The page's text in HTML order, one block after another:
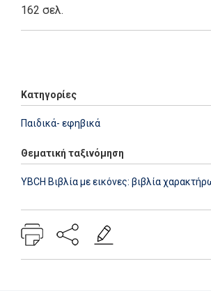
162 σελ.
Κατηγορίες
Παιδικά- εφηβικά
Θεματική ταξινόμηση
YBCH Βιβλία με εικόνες: βιβλία